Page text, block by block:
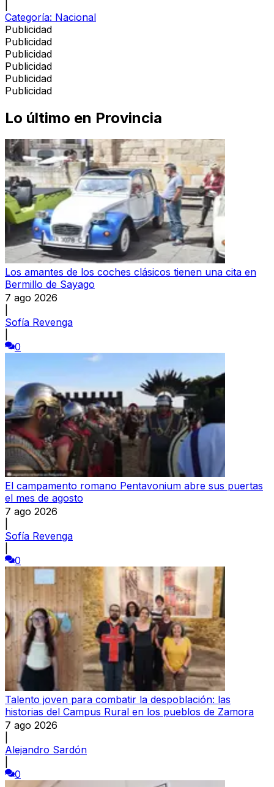
Categoría: Nacional
Publicidad
Publicidad
Publicidad
Publicidad
Publicidad
Publicidad
Lo último en Provincia
Los amantes de los coches clásicos tienen una cita en
Bermillo de Sayago
7 ago 2026
Sofía Revenga
0
El campamento romano Pentavonium abre sus puertas
el mes de agosto
7 ago 2026
Sofía Revenga
0
Talento joven para combatir la despoblación: las
historias del Campus Rural en los pueblos de Zamora
7 ago 2026
Alejandro Sardón
0